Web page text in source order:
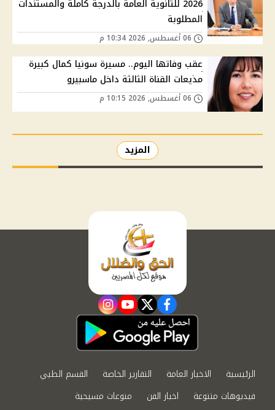
2026 للثانوية العامة بالدرجة كاملة والمستندات
المطلوبة
عقب وفاتها اليوم.. مسيرة سونيا كمال كبيرة
مذيعات القناة الثالثة داخل ماسبيرو
المزيد
facebook
twitter
youtube
instagram
الرئيسية الاخبار العامة التقارير الخاصة
القسم الطبي
فيديوهات متنوعة
اخبار الفن
منوعات مسيحية